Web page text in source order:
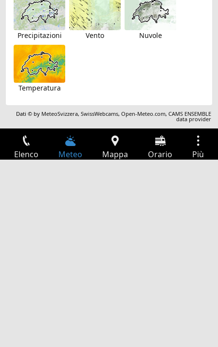
Precipitazioni Vento Nuvole
Temperatura
Dati © by MeteoSvizzera,SwissWebcams,Open-Meteo.com,CAMS ENSEMBLE
data provider
Elenco Meteo Mappa Orario Più